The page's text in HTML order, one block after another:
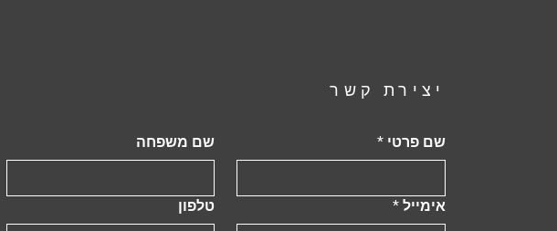
יצירת קשר
שם פרטי * שם משפחה
אימייל * טלפון